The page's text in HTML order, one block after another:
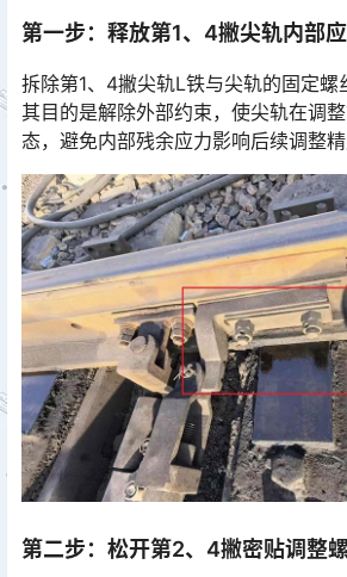
第一步：释放第1、4撇尖轨内部
拆除第1、4撇尖轨L铁与尖轨的固定螺
其目的是解除外部约束，使尖轨在调
态，避免内部残余应力影响后续调整精
第二步：松开第2、4撇密贴调整